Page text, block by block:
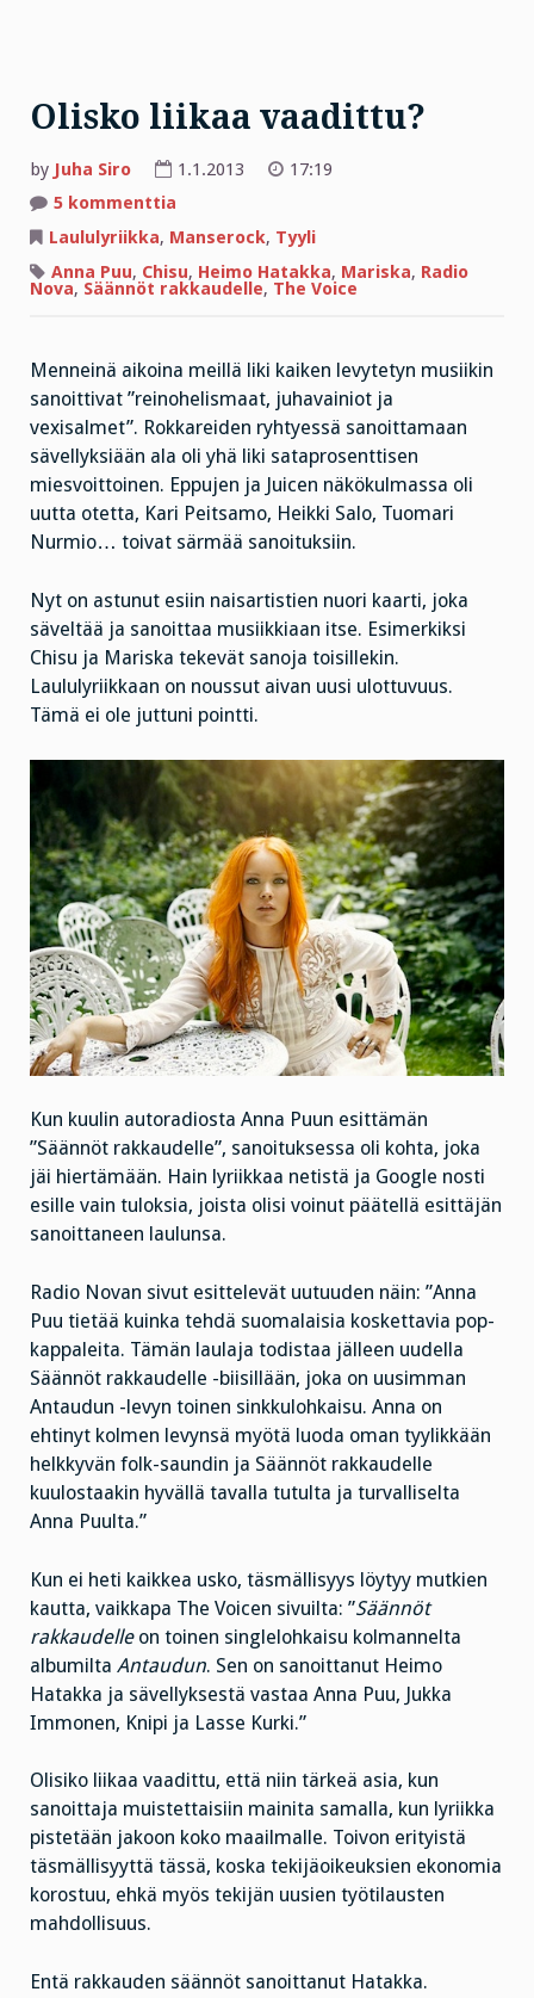
Olisko liikaa vaadittu?
by Juha Siro 1.1.2013
17:19
5 kommenttia
liikaa
Laululyriikka, Manserock, Tyyli
Anna Puu, Chisu, Heimo Hatakka, Mariska, Radio
Nova, Säännöt rakkaudelle, The Voice
Menneinä aikoina meillä liki kaiken levytetyn musiikin
sanoittivat ”reinohelismaat, juhavainiot ja
vexisalmet”. Rokkareiden ryhtyessä sanoittamaan
sävellyksiään ala oli yhä liki sataprosenttisen
miesvoittoinen. Eppujen ja Juicen näkökulmassa oli
uutta otetta, Kari Peitsamo, Heikki Salo, Tuomari
Nurmio… toivat särmää sanoituksiin.
Nyt on astunut esiin naisartistien nuori kaarti, joka
säveltää ja sanoittaa musiikkiaan itse. Esimerkiksi
Chisu ja Mariska tekevät sanoja toisillekin.
Laululyriikkaan on noussut aivan uusi ulottuvuus.
Tämä ei ole juttuni pointti.
Kun kuulin autoradiosta Anna Puun esittämän
”Säännöt rakkaudelle”, sanoituksessa oli kohta, joka
jäi hiertämään. Hain lyriikkaa netistä ja Google nosti
esille vain tuloksia, joista olisi voinut päätellä esittäjän
sanoittaneen laulunsa.
Radio Novan sivut esittelevät uutuuden näin: ”Anna
Puu tietää kuinka tehdä suomalaisia koskettavia pop-
kappaleita. Tämän laulaja todistaa jälleen uudella
Säännöt rakkaudelle -biisillään, joka on uusimman
Antaudun -levyn toinen sinkkulohkaisu. Anna on
ehtinyt kolmen levynsä myötä luoda oman tyylikkään
helkkyvän folk-saundin ja Säännöt rakkaudelle
kuulostaakin hyvällä tavalla tutulta ja turvalliselta
Anna Puulta.”
Kun ei heti kaikkea usko, täsmällisyys löytyy mutkien
kautta, vaikkapa The Voicen sivuilta: ”Säännöt
rakkaudelle on toinen singlelohkaisu kolmannelta
albumilta Antaudun. Sen on sanoittanut Heimo
Hatakka ja sävellyksestä vastaa Anna Puu, Jukka
Immonen, Knipi ja Lasse Kurki.”
Olisiko liikaa vaadittu, että niin tärkeä asia, kun
sanoittaja muistettaisiin mainita samalla, kun lyriikka
pistetään jakoon koko maailmalle. Toivon erityistä
täsmällisyyttä tässä, koska tekijäoikeuksien ekonomia
korostuu, ehkä myös tekijän uusien työtilausten
mahdollisuus.
Entä rakkauden säännöt sanoittanut Hatakka.